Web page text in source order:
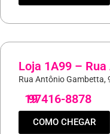
Loja 1A99 –
Rua Antônio Gambetta,
19
97416-8878
COMO CHEGAR